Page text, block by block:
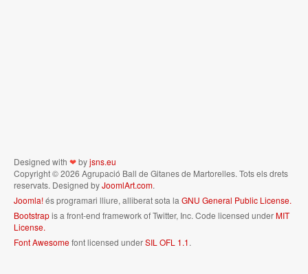
Designed with ❤byjsns.eu
Copyright © 2026 Agrupació Ball de Gitanes de Martorelles. Tots els drets
reservats. Designed byJoomlArt.com.
Joomla!és programari lliure, alliberat sota la GNU General Public License.
Bootstrapis a front-end framework of Twitter, Inc. Code licensed underMIT
License.
Font Awesomefont licensed underSIL OFL 1.1.